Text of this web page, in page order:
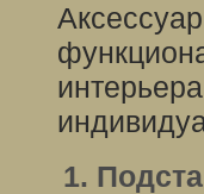
1.